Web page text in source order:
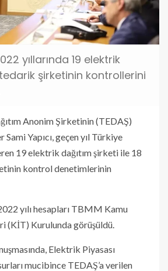
yıllarında 19 elektrik
tedarik şirketinin kontrollerini
Anonim Şirketinin (TEDAŞ)
Yapıcı, geçen yıl Türkiye
19 elektrik dağıtım şirketi ile 18
kontrol denetimlerinin
yılı hesapları TBMM Kamu
(KİT) Kurulunda görüşüldü.
Elektrik Piyasası
mucibince TEDAŞ’a verilen